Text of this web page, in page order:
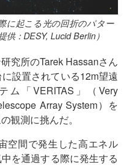
に起こる光の回折のパター
：DESY, Lucid Berlin）
究所のTarek Hassanさん
設置されている12m望遠
「VERITAS」（Very
Array System）を
観測に挑んだ。
空間で発生した高エネル
を通過する際に発生する